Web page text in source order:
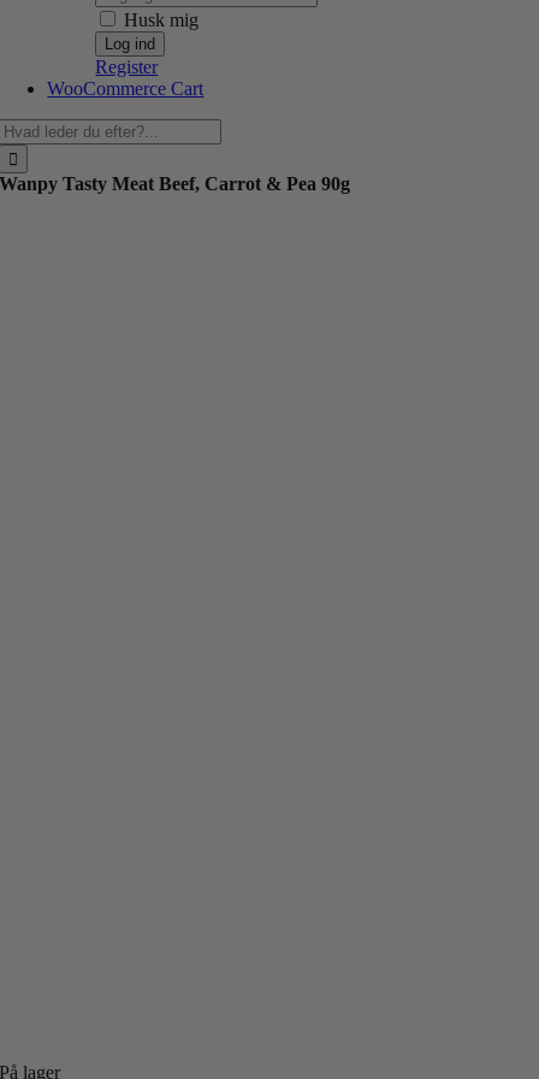
Husk mig
Register
WooCommerce Cart
Wanpy Tasty Meat Beef, Carrot & Pea 90g
På lager